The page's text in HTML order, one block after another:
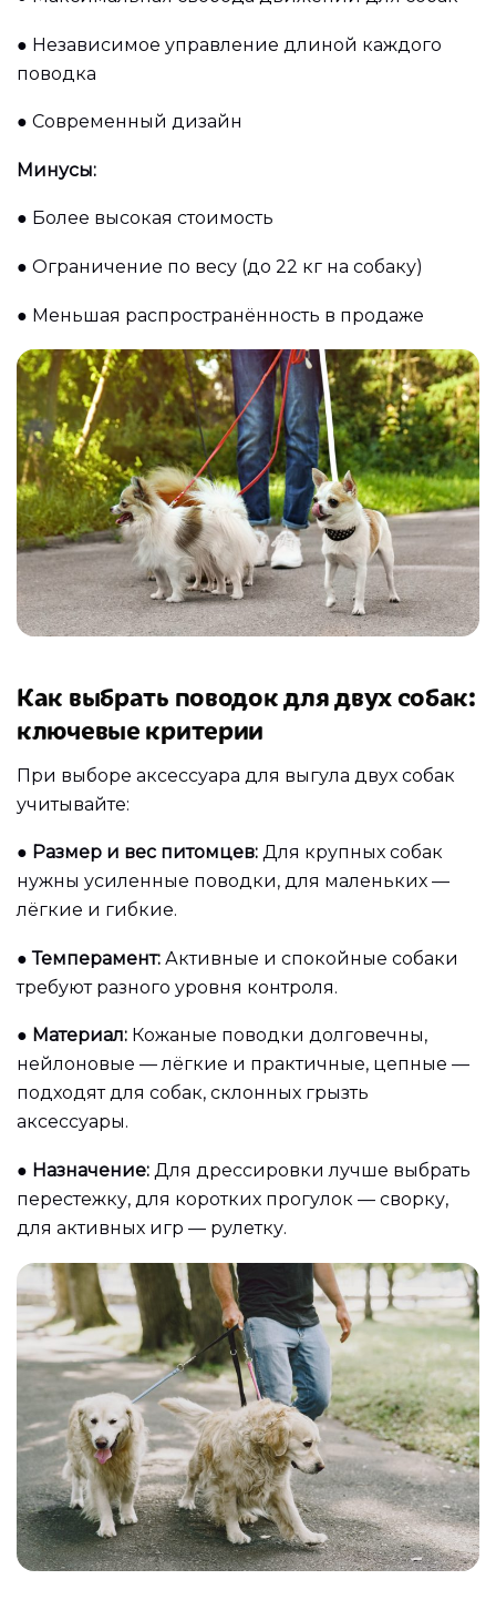
● Независимое управление длиной каждого
поводка
● Современный дизайн
Минусы:
● Более высокая стоимость
● Ограничение по весу (до 22 кг на собаку)
● Меньшая распространённость в продаже
Как выбрать поводок для двух собак:
ключевые критерии
При выборе аксессуара для выгула двух собак
учитывайте:
● Размер и вес питомцев: Для крупных собак
нужны усиленные поводки, для маленьких —
лёгкие и гибкие.
●Темперамент: Активные и спокойные собаки
требуют разного уровня контроля.
● Материал: Кожаные поводки долговечны,
нейлоновые — лёгкие и практичные, цепные —
подходят для собак, склонных грызть
аксессуары.
● Назначение: Для дрессировки лучше выбрать
перестежку, для коротких прогулок — сворку,
для активных игр — рулетку.